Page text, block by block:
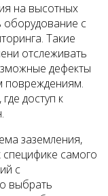
на высотных
оборудование с
Такие
отслеживать
дефекты
повреждениям.
доступ к
заземления,
самого
с
выбрать